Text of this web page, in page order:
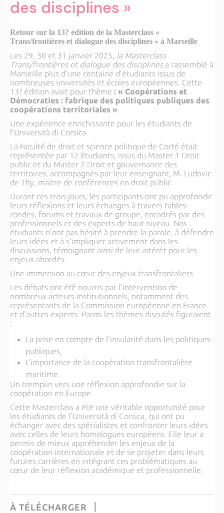
des disciplines »
Retour sur la 13? édition de la Masterclass «
Trans/frontières et dialogue des disciplines » à Marseille
Les 29, 30 et 31 janvier 2025, la Masterclass
Trans/frontières et dialogue des disciplinesa rassemblé à
Marseille plus d’une centaine d’étudiants issus de
nombreuses universités et écoles européennes. Cette
13? édition avait pour thème : « Coopérations et
Démocraties : fabrique des politiques publiques des
coopérations territoriales ».
Une expérience enrichissante pour les étudiants de
l’Università di Corsica
La Faculté de droit et science politique de Corté était
représentée par 12 étudiants, issus du Master 1 Droit
public et du Master 2 Droit et gouvernance des
territoires, accompagnés par leur enseignant, M. Ludovic
de Thy, maître de conférences en droit public.
Durant ces trois jours, les participants ont pu approfondir
leurs réflexions et leurs échanges à travers tables
rondes, forums et travaux de groupe, encadrés par des
professionnels et des experts de haut niveau. Nos
étudiants n’ont pas hésité à prendre la parole, à défendre
leurs idées et à s’impliquer activement dans les
discussions, témoignant ainsi de leur intérêt pour les
enjeux abordés.
Une immersion au cœur des enjeux transfrontaliers
Les débats ont été nourris par l’intervention de
nombreux acteurs institutionnels, notamment des
représentants de la Commission européenne en France
et d'autres experts. Parmi les thèmes discutés figuraient
:
La prise en compte de l’insularité dans les politiques
publiques,
L’importance de la coopération transfrontalière
maritime.
Un tremplin vers une réflexion approfondie sur la
coopération en Europe
Cette Masterclass a été une véritable opportunité pour
les étudiants de l’Università di Corsica, qui ont pu
échanger avec des spécialistes et confronter leurs idées
avec celles de leurs homologues européens. Elle leur a
permis de mieux appréhender les enjeux de la
coopération internationale et de se projeter dans leurs
futures carrières en intégrant ces problématiques au
cœur de leur réflexion académique et professionnelle.
À TÉLÉCHARGER